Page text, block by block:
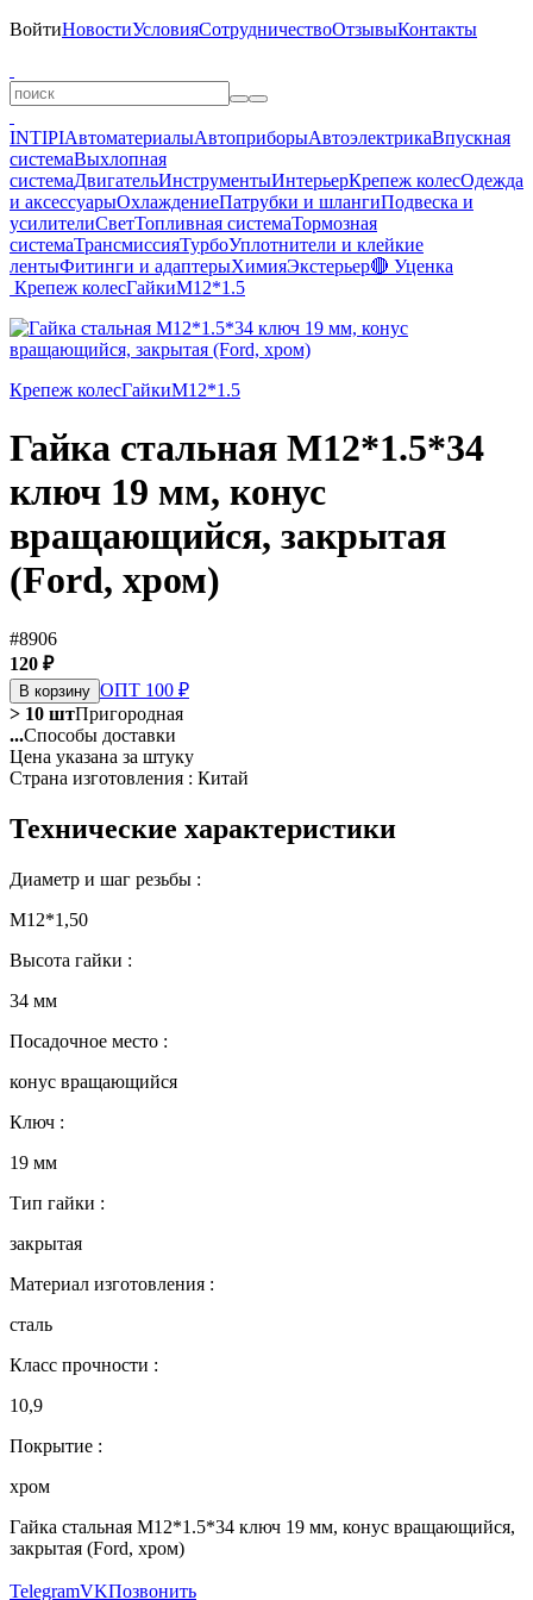
ВойтиНовостиУсловияСотрудничествоОтзывыКонтакты
INTIPIАвтоматериалыАвтоприборыАвтоэлектрикаВпускная
системаВыхлопная
системаДвигательИнструментыИнтерьерКрепеж колесОдежда
и аксессуарыОхлаждениеПатрубки и шлангиПодвеска и
усилителиСветТопливная системаТормозная
системаТрансмиссияТурбоУплотнители и клейкие
лентыФитинги и адаптерыХимияЭкстерьер🔴 Уценка
Крепеж колесГайкиM12*1.5
Крепеж колесГайкиM12*1.5
Гайка стальная M12*1.5*34
ключ 19 мм, конус
вращающийся, закрытая
(Ford, хром)
#8906
120 ₽
В корзину ОПТ 100 ₽
> 10 штПригородная
...Способы доставки
Цена указана за штуку
Страна изготовления : Китай
Технические характеристики
Диаметр и шаг резьбы :
М12*1,50
Высота гайки :
34 мм
Посадочное место :
конус вращающийся
Ключ :
19 мм
Тип гайки :
закрытая
Материал изготовления :
сталь
Класс прочности :
10,9
Покрытие :
хром
Гайка стальная M12*1.5*34 ключ 19 мм, конус вращающийся,
закрытая (Ford, хром)
TelegramVKПозвонить